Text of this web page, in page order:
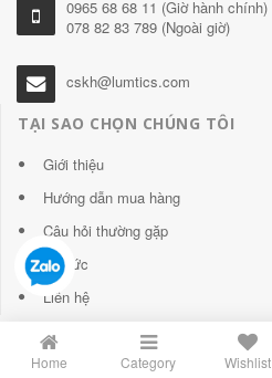
0965 68 68 11 (Giờ hành chính)
078 82 83 789 (Ngoài giờ)
cskh@lumtics.com
TẠI SAO CHỌN CHÚNG TÔI
Giới thiệu
Hướng dẫn mua hàng
Câu hỏi thường gặp
Tin tức
Liên hệ
Home Category Wishlist